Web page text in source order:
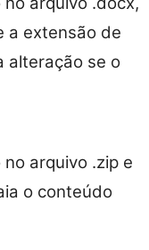
a extensão de
alteração se o
arquivo .zip e
o conteúdo